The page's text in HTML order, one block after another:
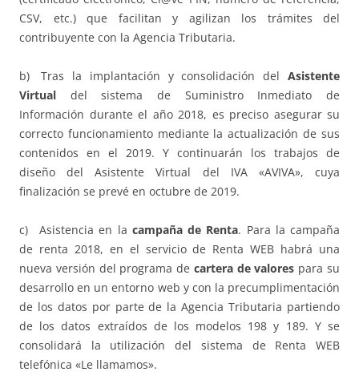
CSV, etc.) que facilitan y agilizan los trámites del
contribuyente con la Agencia Tributaria.
b) Tras la implantación y consolidación del Asistente
Virtual del sistema de Suministro Inmediato de
Información durante el año 2018, es preciso asegurar su
correcto funcionamiento mediante la actualización de sus
contenidos en el 2019. Y continuarán los trabajos de
diseño del Asistente Virtual del IVA «AVIVA», cuya
finalización se prevé en octubre de 2019.
c) Asistencia en la campaña de Renta. Para la campaña
de renta 2018, en el servicio de Renta WEB habrá una
nueva versión del programa de cartera de valores para su
desarrollo en un entorno web y con la precumplimentación
de los datos por parte de la Agencia Tributaria partiendo
de los datos extraídos de los modelos 198 y 189. Y se
consolidará la utilización del sistema de Renta WEB
telefónica «Le llamamos».